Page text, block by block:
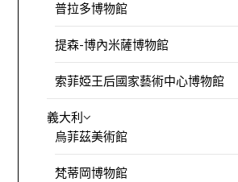
普拉多博物館
提森-博內米薩博物館
索菲婭王后國家藝術中心博物館
義大利
烏菲茲美術館
梵蒂岡博物館